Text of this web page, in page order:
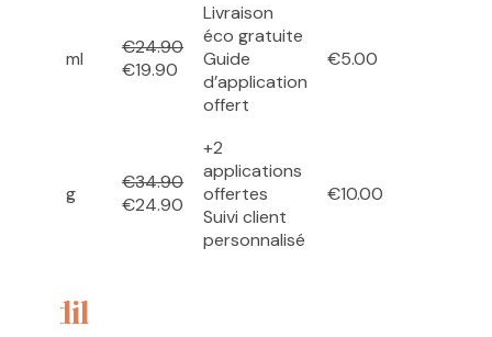
60 ml
€24.90
€19.90
Livraison
éco gratuite
Guide
d’application
offert
€5.00
60 g
€34.90
€24.90
+2
applications
offertes
Suivi client
personnalisé
€10.00